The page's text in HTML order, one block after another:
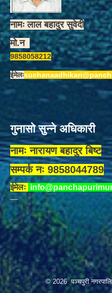
नामः लाल बहादुर सुवेदी
मो.न
9858058212
ईमेलः
गुनासो सुन्ने अधिकारी
नामः नारायण बहादुर बिष्ट
सम्पर्क नः 9858044789
ईमेलः
© 2026 पञ्चपुरी